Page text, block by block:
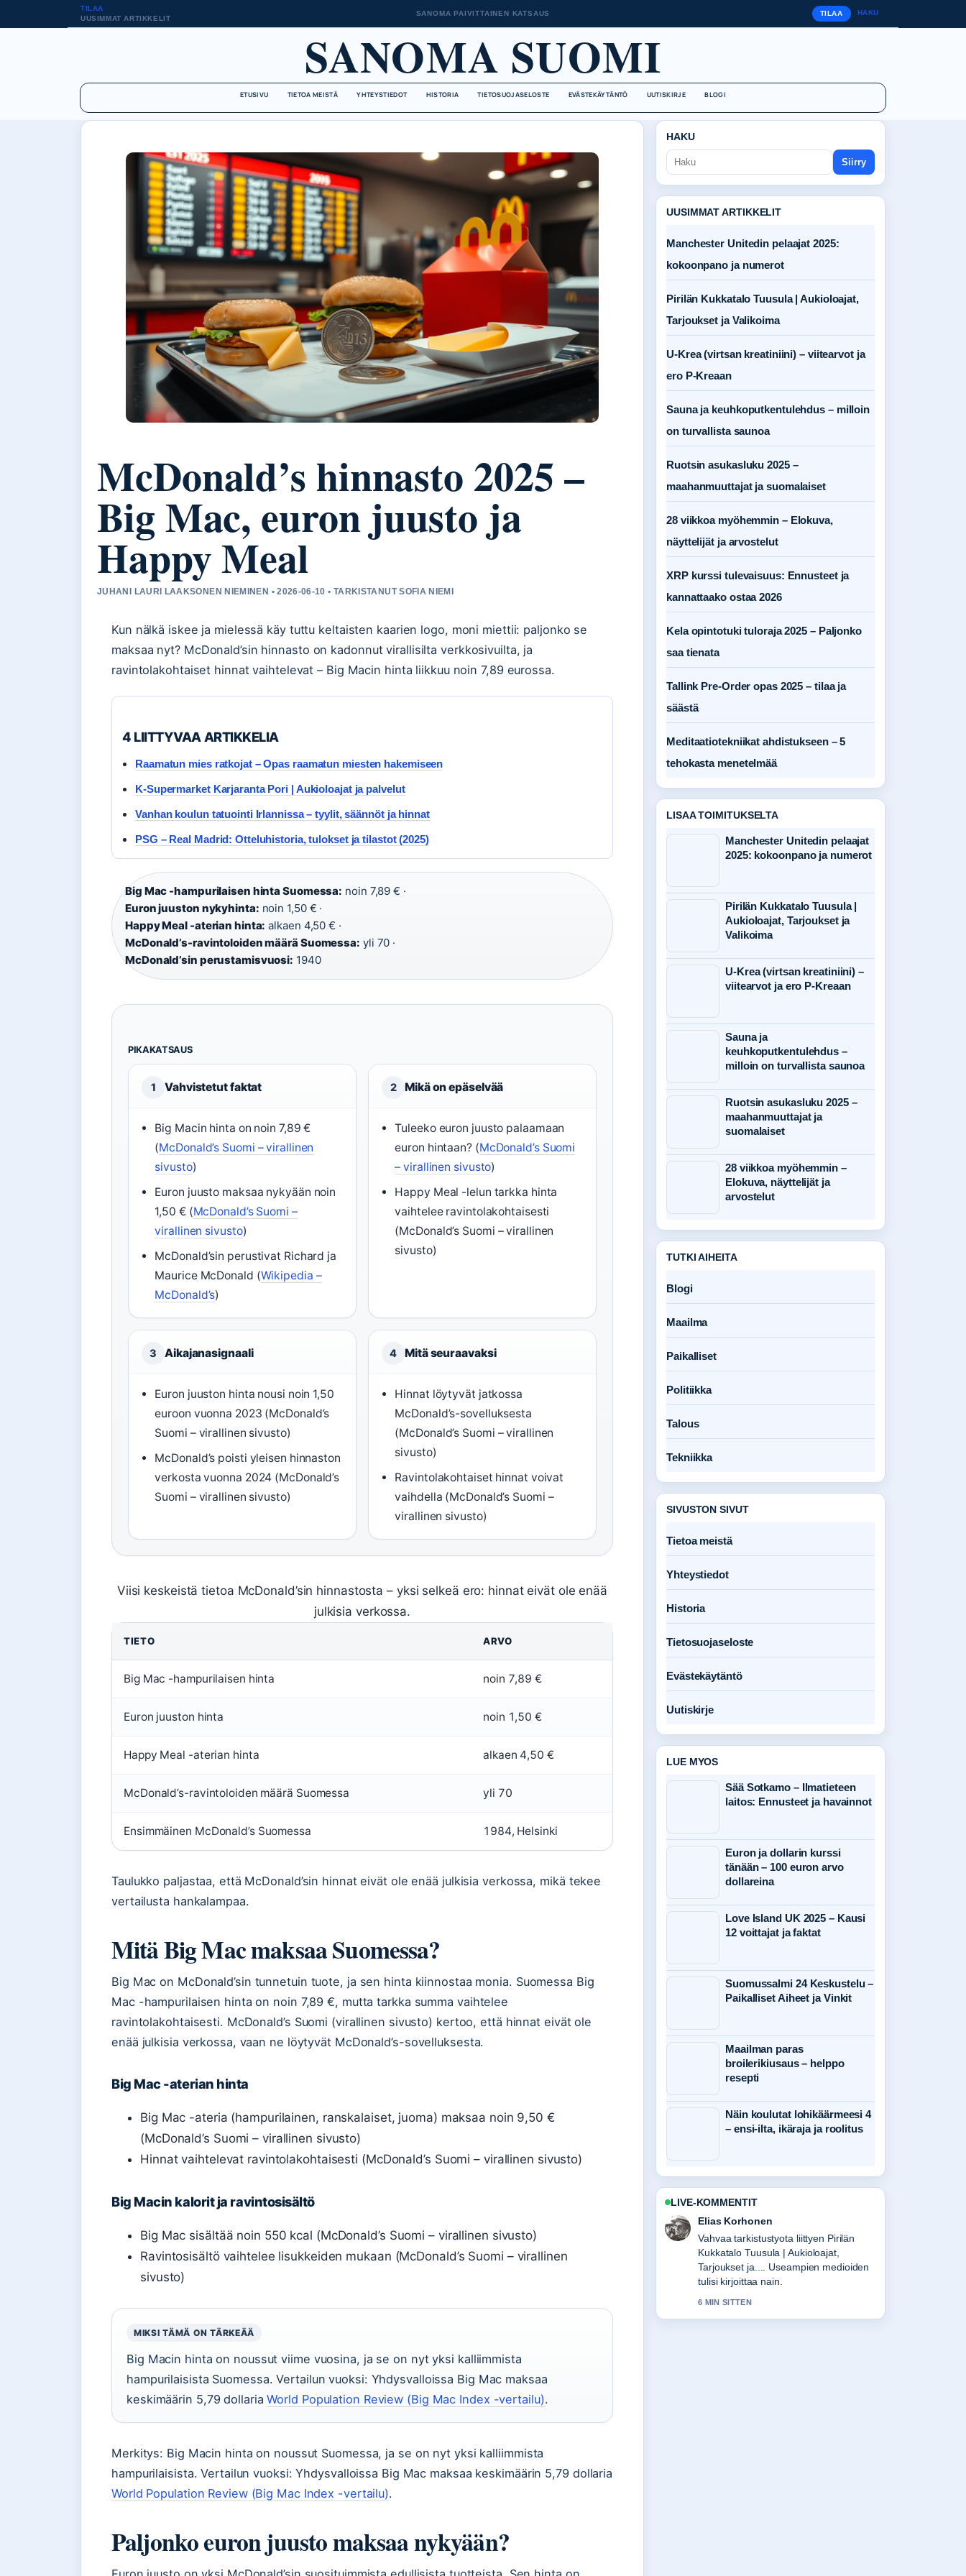
TILAA
UUSIMMAT ARTIKKELIT
SANOMA PAIVITTAINEN KATSAUS TILAA HAKU
SANOMA SUOMI
ETUSIVU TIETOA MEISTÄ YHTEYSTIEDOT HISTORIA TIETOSUOJASELOSTE EVÄSTEKÄYTÄNTÖ UUTISKIRJE BLOGI
McDonald’s hinnasto 2025 –
Big Mac, euron juusto ja
Happy Meal
JUHANI LAURI LAAKSONEN NIEMINEN • 2026-06-10 • TARKISTANUT SOFIA NIEMI
Kun nälkä iskee ja mielessä käy tuttu keltaisten kaarien logo, moni miettii: paljonko se
maksaa nyt? McDonald’sin hinnasto on kadonnut virallisilta verkkosivuilta, ja
ravintolakohtaiset hinnat vaihtelevat – Big Macin hinta liikkuu noin 7,89 eurossa.
4 LIITTYVAA ARTIKKELIA
Raamatun mies ratkojat – Opas raamatun miesten hakemiseen
K-Supermarket Karjaranta Pori | Aukioloajat ja palvelut
Vanhan koulun tatuointi Irlannissa – tyylit, säännöt ja hinnat
PSG – Real Madrid: Otteluhistoria, tulokset ja tilastot (2025)
Big Mac -hampurilaisen hinta Suomessa: noin 7,89 € ·
Euron juuston nykyhinta: noin 1,50 € ·
Happy Meal -aterian hinta: alkaen 4,50 € ·
McDonald’s-ravintoloiden määrä Suomessa: yli 70 ·
McDonald’sin perustamisvuosi: 1940
PIKAKATSAUS
1 Vahvistetut faktat
Big Macin hinta on noin 7,89 €
(McDonald’s Suomi – virallinen
sivusto)
Euron juusto maksaa nykyään noin
1,50 € (McDonald’s Suomi –
virallinen sivusto)
McDonald’sin perustivat Richard ja
Maurice McDonald (Wikipedia –
McDonald’s)
2 Mikä on epäselvää
Tuleeko euron juusto palaamaan
euron hintaan? (McDonald’s Suomi
– virallinen sivusto)
Happy Meal -lelun tarkka hinta
vaihtelee ravintolakohtaisesti
(McDonald’s Suomi – virallinen
sivusto)
3 Aikajanasignaali
Euron juuston hinta nousi noin 1,50
euroon vuonna 2023 (McDonald’s
Suomi – virallinen sivusto)
McDonald’s poisti yleisen hinnaston
verkosta vuonna 2024 (McDonald’s
Suomi – virallinen sivusto)
4 Mitä seuraavaksi
Hinnat löytyvät jatkossa
McDonald’s-sovelluksesta
(McDonald’s Suomi – virallinen
sivusto)
Ravintolakohtaiset hinnat voivat
vaihdella (McDonald’s Suomi –
virallinen sivusto)
Viisi keskeistä tietoa McDonald’sin hinnastosta – yksi selkeä ero: hinnat eivät ole enää
julkisia verkossa.
TIETO ARVO
Big Mac -hampurilaisen hinta noin 7,89 €
Euron juuston hinta noin 1,50 €
Happy Meal -aterian hinta alkaen 4,50 €
McDonald’s-ravintoloiden määrä Suomessa yli 70
Ensimmäinen McDonald’s Suomessa 1984, Helsinki
Taulukko paljastaa, että McDonald’sin hinnat eivät ole enää julkisia verkossa, mikä tekee
vertailusta hankalampaa.
Mitä Big Mac maksaa Suomessa?
Big Mac on McDonald’sin tunnetuin tuote, ja sen hinta kiinnostaa monia. Suomessa Big
Mac -hampurilaisen hinta on noin 7,89 €, mutta tarkka summa vaihtelee
ravintolakohtaisesti. McDonald’s Suomi (virallinen sivusto) kertoo, että hinnat eivät ole
enää julkisia verkossa, vaan ne löytyvät McDonald’s-sovelluksesta.
Big Mac -aterian hinta
Big Mac -ateria (hampurilainen, ranskalaiset, juoma) maksaa noin 9,50 €
(McDonald’s Suomi – virallinen sivusto)
Hinnat vaihtelevat ravintolakohtaisesti (McDonald’s Suomi – virallinen sivusto)
Big Macin kalorit ja ravintosisältö
Big Mac sisältää noin 550 kcal (McDonald’s Suomi – virallinen sivusto)
Ravintosisältö vaihtelee lisukkeiden mukaan (McDonald’s Suomi – virallinen
sivusto)
MIKSI TÄMÄ ON TÄRKEÄÄ
Big Macin hinta on noussut viime vuosina, ja se on nyt yksi kalliimmista
hampurilaisista Suomessa. Vertailun vuoksi: Yhdysvalloissa Big Mac maksaa
keskimäärin 5,79 dollariaWorld Population Review (Big Mac Index -vertailu).
Merkitys: Big Macin hinta on noussut Suomessa, ja se on nyt yksi kalliimmista
hampurilaisista. Vertailun vuoksi: Yhdysvalloissa Big Mac maksaa keskimäärin 5,79 dollaria
World Population Review (Big Mac Index -vertailu).
Paljonko euron juusto maksaa nykyään?
HAKU
Siirry
UUSIMMAT ARTIKKELIT
Manchester Unitedin pelaajat 2025:
kokoonpano ja numerot
Pirilän Kukkatalo Tuusula | Aukioloajat,
Tarjoukset ja Valikoima
U-Krea (virtsan kreatiniini) – viitearvot ja
ero P-Kreaan
Sauna ja keuhkoputkentulehdus – milloin
on turvallista saunoa
Ruotsin asukasluku 2025 –
maahanmuuttajat ja suomalaiset
28 viikkoa myöhemmin – Elokuva,
näyttelijät ja arvostelut
XRP kurssi tulevaisuus: Ennusteet ja
kannattaako ostaa 2026
Kela opintotuki tuloraja 2025 – Paljonko
saa tienata
Tallink Pre-Order opas 2025 – tilaa ja
säästä
Meditaatiotekniikat ahdistukseen – 5
tehokasta menetelmää
LISAA TOIMITUKSELTA
Manchester Unitedin pelaajat
2025: kokoonpano ja numerot
Pirilän Kukkatalo Tuusula |
Aukioloajat, Tarjoukset ja
Valikoima
U-Krea (virtsan kreatiniini) –
viitearvot ja ero P-Kreaan
Sauna ja
keuhkoputkentulehdus –
milloin on turvallista saunoa
Ruotsin asukasluku 2025 –
maahanmuuttajat ja
suomalaiset
28 viikkoa myöhemmin –
Elokuva, näyttelijät ja
arvostelut
TUTKI AIHEITA
Blogi
Maailma
Paikalliset
Politiikka
Talous
Tekniikka
SIVUSTON SIVUT
Tietoa meistä
Yhteystiedot
Historia
Tietosuojaseloste
Evästekäytäntö
Uutiskirje
LUE MYOS
Sää Sotkamo – Ilmatieteen
laitos: Ennusteet ja havainnot
Euron ja dollarin kurssi
tänään – 100 euron arvo
dollareina
Love Island UK 2025 – Kausi
12 voittajat ja faktat
Suomussalmi 24 Keskustelu –
Paikalliset Aiheet ja Vinkit
Maailman paras
broilerikiusaus – helppo
resepti
Näin koulutat lohikäärmeesi 4
– ensi-ilta, ikäraja ja roolitus
LIVE-KOMMENTIT
Elias Korhonen
Vahvaa tarkistustyota liittyen Pirilän
Kukkatalo Tuusula | Aukioloajat,
Tarjoukset ja.... Useampien medioiden
tulisi kirjoittaa nain.
6 MIN SITTEN